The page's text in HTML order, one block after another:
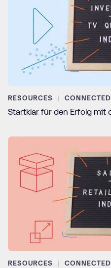
RESOURCES
Startklar für den Erfolg mit
RESOURCES